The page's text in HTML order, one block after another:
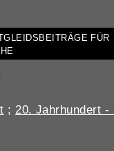
FÜR
; 20. Jahrhundert -